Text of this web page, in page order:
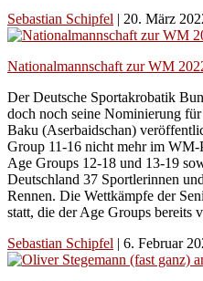
Sebastian Schipfel | 20. März
Nationalmannschaft zur WM
Der Deutsche Sportakrobatik
doch noch seine Nominierung
Baku (Aserbaidschan)
Group 11-16 nicht mehr im
Age Groups 12-18 und 13-19
Deutschland 37 Sportlerinnen
Rennen. Die Wettkämpfe der
statt, die der Age Groups bereits
Sebastian Schipfel | 6. Februar